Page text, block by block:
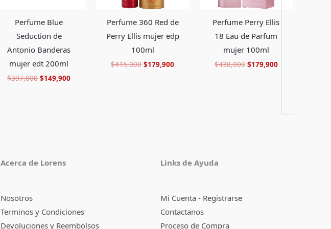
Perfume Blue
Seduction de
Antonio Banderas
mujer edt 200ml
$397,000 $149,900
Perfume 360 Red de
Perry Ellis mujer edp
100ml
$415,000 $179,900
Perfume Perry Ellis
18 Eau de Parfum
mujer 100ml
$438,000 $179,900
Acerca de Lorens
Nosotros
Terminos y Condiciones
Devoluciones y Reembolsos
Links de Ayuda
Mi Cuenta - Registrarse
Contactanos
Proceso de Compra